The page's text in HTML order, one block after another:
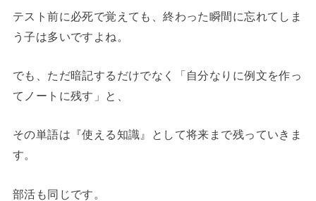
テスト前に必死で覚えても、終わった瞬間に忘れてしま
う子は多いですよね。
でも、ただ暗記するだけでなく「自分なりに例文を作っ
てノートに残す」と、
その単語は『使える知識』として将来まで残っていきま
す。
部活も同じです。